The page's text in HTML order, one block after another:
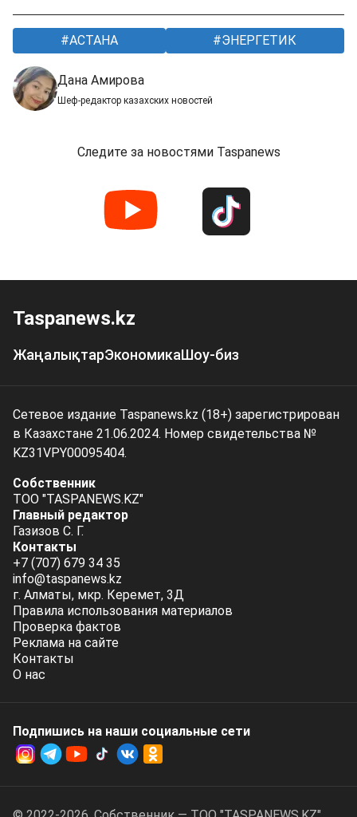
АСТАНА ЭНЕРГЕТИК
Дана Амирова
Шеф-редактор казахских новостей
Следите за новостями Taspanews
Taspanews.kz
ЖаңалықтарЭкономикаШоу-биз
Сетевое издание Taspanews.kz (18+) зарегистрирован
в Казахстане 21.06.2024. Номер свидетельства №
KZ31VPY00095404.
Собственник
ТОО "TASPANEWS.KZ"
Главный редактор
Газизов С. Г.
Контакты
+7 (707) 679 34 35
info@taspanews.kz
г. Алматы, мкр. Керемет, 3Д
Правила использования материалов
Проверка фактов
Реклама на сайте
Контакты
О нас
Подпишись на наши социальные cети